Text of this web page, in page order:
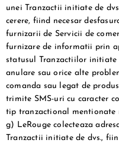
unei Tranzactii initiate de
cerere, fiind necesar
furnizarii de Servicii de
furnizare de informatii prin
statusul Tranzactiilor initiate
anulare sau orice alte
comanda sau legat de
trimite SMS-uri cu caracter
tip tranzactional mentionate
g) LeRouge colecteaza
Tranzactii initiate de dvs.,